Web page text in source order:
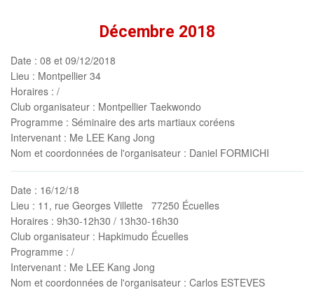
Décembre 2018
Date : 08 et 09/12/2018
Lieu : Montpellier 34
Horaires : /
Club organisateur : Montpellier Taekwondo
Programme : Séminaire des arts martiaux coréens
Intervenant : Me LEE Kang Jong
Nom et coordonnées de l'organisateur : Daniel FORMICHI
Date : 16/12/18
Lieu : 11, rue Georges Villette 77250 Écuelles
Horaires : 9h30-12h30 / 13h30-16h30
Club organisateur : Hapkimudo Écuelles
Programme : /
Intervenant : Me LEE Kang Jong
Nom et coordonnées de l'organisateur : Carlos ESTEVES